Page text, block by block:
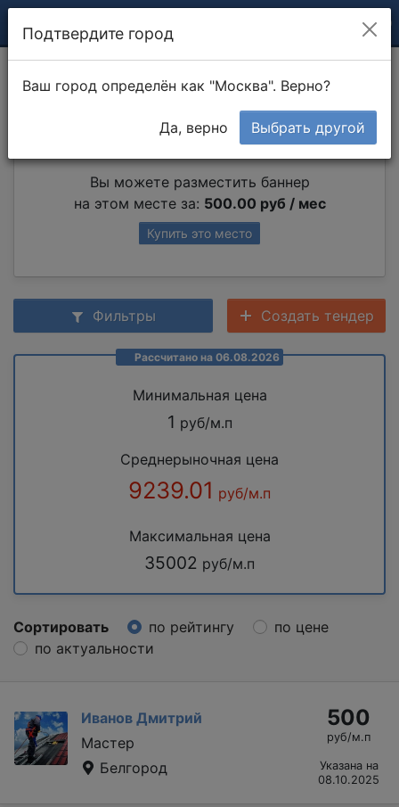
Монолитные стены
Вы можете разместить баннер
на этом месте за: 500.00 руб / мес
Купить это место
Фильтры Создать тендер
Рассчитано на 06.08.2026
Минимальная цена
1 руб/м.п
Среднерыночная цена
9239.01 руб/м.п
Максимальная цена
35002 руб/м.п
Сортировать по рейтингу
по цене
по актуальности
Иванов Дмитрий
Мастер
Белгород
500
руб/м.п
Указана на
08.10.2025
Подтвердите город
Ваш город определён как "Москва". Верно?
Да, верно Выбрать другой